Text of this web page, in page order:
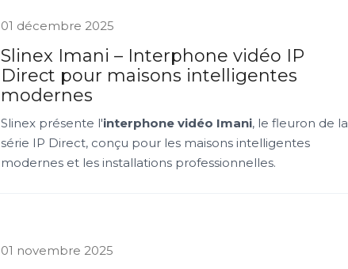
01 décembre 2025
Slinex Imani – Interphone vidéo IP
Direct pour maisons intelligentes
modernes
Slinex présente l'interphone vidéo Imani, le fleuron de la
série IP Direct, conçu pour les maisons intelligentes
modernes et les installations professionnelles.
01 novembre 2025